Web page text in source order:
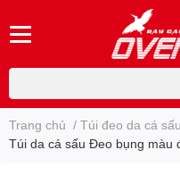
Trang chủ / Túi đeo da cá sấu
Túi da cá sấu Đeo bụng màu